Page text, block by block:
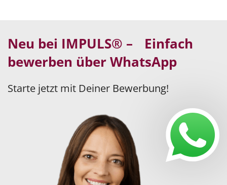
Neu bei IMPULS® – Einfach
bewerben über WhatsApp
Starte jetzt mit Deiner Bewerbung!